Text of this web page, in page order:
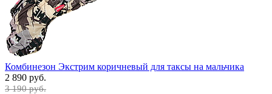
Комбинезон Экстрим коричневый для таксы на мальчика
2 890 руб.
3 190 руб.